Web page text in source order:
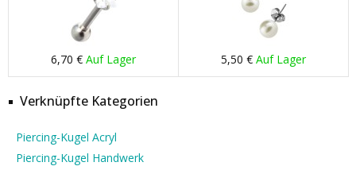
6,70 € Auf Lager 5,50 € Auf Lager
Verknüpfte Kategorien
Piercing-Kugel Acryl
Piercing-Kugel Handwerk